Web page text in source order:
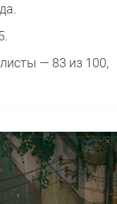
— 83 из 100,